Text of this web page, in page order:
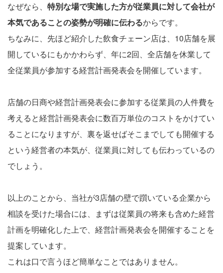
なぜなら、 特別な場で実施した方が従業員に対して会社が
本気であることの姿勢が明確に伝わるからです。
ちなみに、先ほど紹介した飲食チェーン店は、10店舗を展
開しているにもかかわらず、年に2回、全店舗を休業して
全従業員が参加する経営計画発表会を開催しています。
店舗の日商や経営計画発表会に参加する従業員の人件費を
考えると経営計画発表会に数百万単位のコストをかけてい
ることになりますが、裏を返せばそこまでしても開催する
という経営者の本気が、従業員に対しても伝わっているの
でしょう。
以上のことから、当社が3店舗の壁で躓いている企業から
相談を受けた場合には、まずは従業員の将来も含めた経営
計画を明確化した上で、経営計画発表会を開催することを
提案しています。
これは口で言うほど簡単なことではありません。